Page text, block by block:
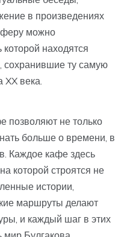
в произведениях
можно
которой находятся
сохранившие ту самую
века.
позволяют не только
больше о времени, в
Каждое кафе здесь
которой строятся не
истории,
маршруты делают
и каждый шаг в этих